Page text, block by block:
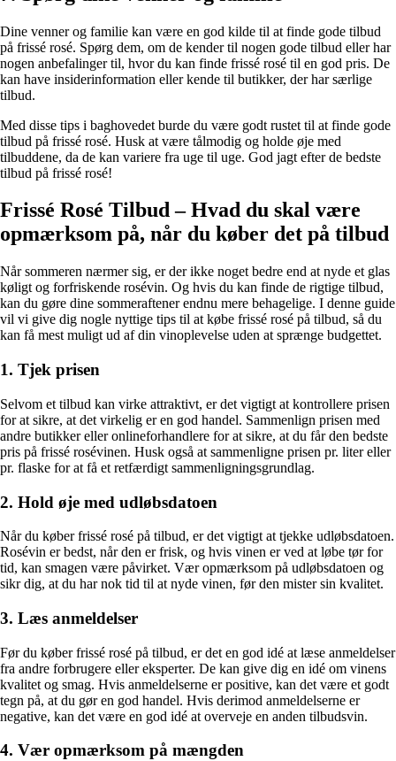
Dine venner og familie kan være en god kilde til at finde gode tilbud
på frissé rosé. Spørg dem, om de kender til nogen gode tilbud eller har
nogen anbefalinger til, hvor du kan finde frissé rosé til en god pris. De
kan have insiderinformation eller kende til butikker, der har særlige
tilbud.
Med disse tips i baghovedet burde du være godt rustet til at finde gode
tilbud på frissé rosé. Husk at være tålmodig og holde øje med
tilbuddene, da de kan variere fra uge til uge. God jagt efter de bedste
tilbud på frissé rosé!
Frissé Rosé Tilbud – Hvad du skal være
opmærksom på, når du køber det på tilbud
Når sommeren nærmer sig, er der ikke noget bedre end at nyde et glas
køligt og forfriskende rosévin. Og hvis du kan finde de rigtige tilbud,
kan du gøre dine sommeraftener endnu mere behagelige. I denne guide
vil vi give dig nogle nyttige tips til at købe frissé rosé på tilbud, så du
kan få mest muligt ud af din vinoplevelse uden at sprænge budgettet.
1. Tjek prisen
Selvom et tilbud kan virke attraktivt, er det vigtigt at kontrollere prisen
for at sikre, at det virkelig er en god handel. Sammenlign prisen med
andre butikker eller onlineforhandlere for at sikre, at du får den bedste
pris på frissé rosévinen. Husk også at sammenligne prisen pr. liter eller
pr. flaske for at få et retfærdigt sammenligningsgrundlag.
2. Hold øje med udløbsdatoen
Når du køber frissé rosé på tilbud, er det vigtigt at tjekke udløbsdatoen.
Rosévin er bedst, når den er frisk, og hvis vinen er ved at løbe tør for
tid, kan smagen være påvirket. Vær opmærksom på udløbsdatoen og
sikr dig, at du har nok tid til at nyde vinen, før den mister sin kvalitet.
3. Læs anmeldelser
Før du køber frissé rosé på tilbud, er det en god idé at læse anmeldelser
fra andre forbrugere eller eksperter. De kan give dig en idé om vinens
kvalitet og smag. Hvis anmeldelserne er positive, kan det være et godt
tegn på, at du gør en god handel. Hvis derimod anmeldelserne er
negative, kan det være en god idé at overveje en anden tilbudsvin.
4. Vær opmærksom på mængden